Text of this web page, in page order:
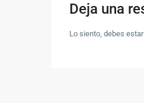
Deja una
Lo siento, debes estar